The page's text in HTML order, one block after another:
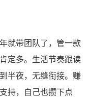
就带团队了，管一款
定多。生活节奏跟读
半夜，无缝衔接。赚
持，自己也攒下点